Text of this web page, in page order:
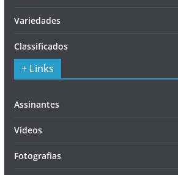
Variedades
Classificados
+ Links
Assinantes
Vídeos
Fotografias